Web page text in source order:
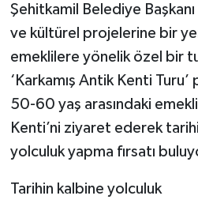
Şehitkamil Belediye
ve kültürel projelerine bir
emeklilere yönelik özel bir
‘Karkamış Antik Kenti
50-60 yaş arasındaki
Kenti’ni ziyaret ederek
yolculuk yapma fırsatı
Tarihin kalbine yolculuk